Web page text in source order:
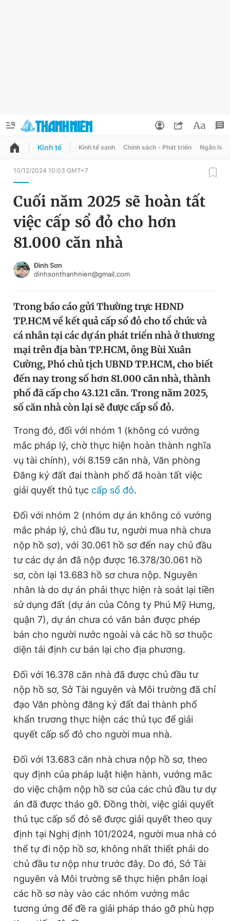
QUẢNG CÁO
Chuyên mục
Chuyên mục khác
Chào ngày mới
Video Magazine
Sản phẩm khác
Tiện ích Bạn cần biết
Đọc Thanh Niên trên điện thoại
Theo dõi báo trên
Hotline
0906 645 777
Liên hệ quảng cáo
0908 780 404
Đặt báo Quảng cáo Chính sách bảo
Tổng biên tập: Nguyễn Ngọc Toàn
Phó tổng biên tập thường trực: Hải Thành
Phó tổng biên tập: Trần Việt Hưng
Giấy phép xuất bản số 110/GP - BTTTT cấp ngày 24.3.2020
© 2003-2026 Bản quyền thuộc về Báo Thanh Niên. Cấm sao
chép dưới mọi hình thức nếu không có sự chấp thuận bằng văn
bản. Phát triển bởi ePi Technologies, JSC.
Đổi mật khẩu
Tin đã lưu
Kinh tế Kinh tế xanh Chính sách - Phát triển Ngân
10/12/2024 10:03 GMT+7
Cuối năm 2025 sẽ hoàn tất
việc cấp sổ đỏ cho hơn
81.000 căn nhà
Đình Sơn
dinhsonthanhnien@gmail.com
Trong báo cáo gửi Thường trực HĐND
TP.HCM về kết quả cấp sổ đỏ cho tổ chức và
cá nhân tại các dự án phát triển nhà ở thương
mại trên địa bàn TP.HCM, ông Bùi Xuân
Cường, Phó chủ tịch UBND TP.HCM, cho biết
đến nay trong số hơn 81.000 căn nhà, thành
phố đã cấp cho 43.121 căn. Trong năm 2025,
số căn nhà còn lại sẽ được cấp sổ đỏ.
Trong đó, đối với nhóm 1 (không có vướng
mắc pháp lý, chờ thực hiện hoàn thành nghĩa
vụ tài chính), với 8.159 căn nhà, Văn phòng
Đăng ký đất đai thành phố đã hoàn tất việc
giải quyết thủ tục cấp sổ đỏ.
Đối với nhóm 2 (nhóm dự án không có vướng
mắc pháp lý, chủ đầu tư, người mua nhà chưa
nộp hồ sơ), với 30.061 hồ sơ đến nay chủ đầu
tư các dự án đã nộp được 16.378/30.061 hồ
sơ, còn lại 13.683 hồ sơ chưa nộp. Nguyên
nhân là do dự án phải thực hiện rà soát lại tiền
sử dụng đất (dự án của Công ty Phú Mỹ Hưng,
quận 7), dự án chưa có văn bản được phép
bán cho người nước ngoài và các hồ sơ thuộc
diện tái định cư bán lại cho địa phương.
Đối với 16.378 căn nhà đã được chủ đầu tư
nộp hồ sơ, Sở Tài nguyên và Môi trường đã chỉ
đạo Văn phòng đăng ký đất đai thành phố
khẩn trương thực hiện các thủ tục để giải
quyết cấp sổ đỏ cho người mua nhà.
Đối với 13.683 căn nhà chưa nộp hồ sơ, theo
quy định của pháp luật hiện hành, vướng mắc
do việc chậm nộp hồ sơ của các chủ đầu tư dự
án đã được tháo gỡ. Đồng thời, việc giải quyết
thủ tục cấp sổ đỏ sẽ được giải quyết theo quy
định tại Nghị định 101/2024, người mua nhà có
thể tự đi nộp hồ sơ, không nhất thiết phải do
chủ đầu tư nộp như trước đây. Do đó, Sở Tài
nguyên và Môi trường sẽ thực hiện phân loại
các hồ sơ này vào các nhóm vướng mắc
tương ứng để đề ra giải pháp tháo gỡ phù hợp